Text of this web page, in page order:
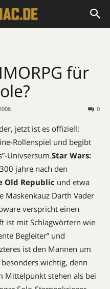
für
0
jetzt ist es offiziell:
Rollenspiel und begibt
Univsersum.Star Wars:
jahre nach den
Old Republic und etwa
Maskenkauz Darth Vader
verspricht einen
ist mit Schlagwörtern wie
Begleiter” und
ist den Mannen um
wichtig, denn
Mittelpunkt stehen als bei